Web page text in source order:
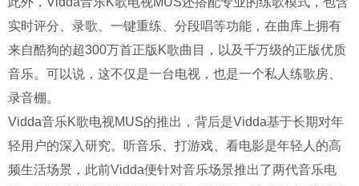
实时评分、录歌、一键重练、分段唱等功能，在曲库上拥有
来自酷狗的超300万首正版K歌曲目，以及千万级的正版优质
音乐。可以说，这不仅是一台电视，也是一个私人练歌房、
录音棚。
Vidda音乐K歌电视MUS的推出，背后是Vidda基于长期对年
轻用户的深入研究。听音乐、打游戏、看电影是年轻人的高
频生活场景，此前Vidda便针对音乐场景推出了两代音乐电